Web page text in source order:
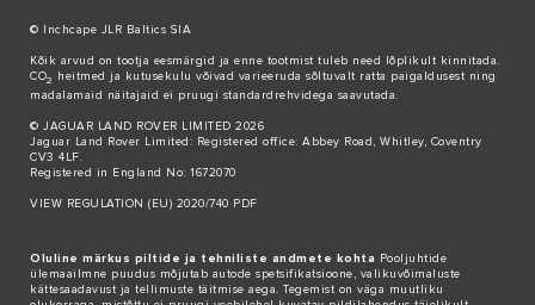
© Inchcape JLR Baltics SIA
Kõik arvud on tootja eesmärgid ja enne tootmist tuleb need lõplikult kinnitada.
CO2
heitmed ja kutusekulu võivad varieeruda sõltuvalt ratta paigaldusest ning
madalamaid näitajaid ei pruugi standardrehvidega saavutada.
© JAGUAR LAND ROVER LIMITED 2026
Jaguar Land Rover Limited: Registered office: Abbey Road, Whitley, Coventry
CV3 4LF.
Registered in England No: 1672070
VIEW REGULATION (EU) 2020/740 PDF
Oluline märkus piltide ja tehniliste andmete kohta Pooljuhtide
ülemaailmne puudus mõjutab autode spetsifikatsioone, valikuvõimaluste
kättesaadavust ja tellimuste täitmise aega. Tegemist on väga muutliku